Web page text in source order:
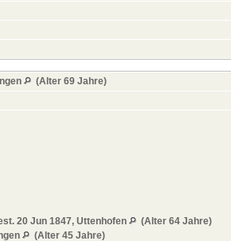
(Alter 69 Jahre)
20 Jun 1847, Uttenhofen
(Alter 64 Jahre)
(Alter 45 Jahre)